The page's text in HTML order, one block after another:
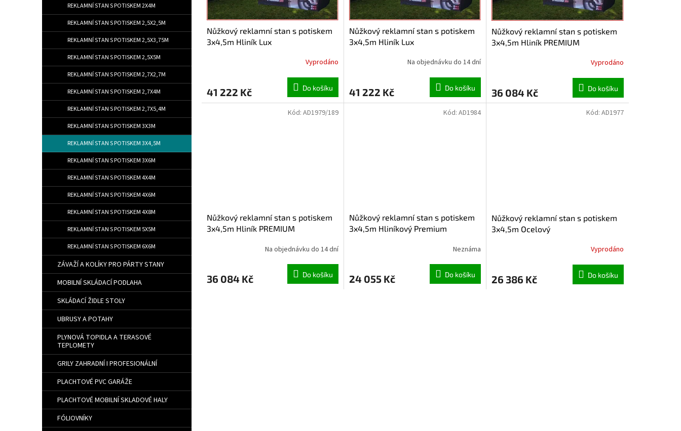
REKLAMNÍ STAN S POTISKEM 2X4M
REKLAMNÍ STAN S POTISKEM 2,5X2,5M
REKLAMNÍ STAN S POTISKEM 2,5X3,75M
REKLAMNÍ STAN S POTISKEM 2,5X5M
REKLAMNÍ STAN S POTISKEM 2,7X2,7M
REKLAMNÍ STAN S POTISKEM 2,7X4M
REKLAMNÍ STAN S POTISKEM 2,7X5,4M
REKLAMNÍ STAN S POTISKEM 3X3M
REKLAMNÍ STAN S POTISKEM 3X4,5M
REKLAMNÍ STAN S POTISKEM 3X6M
REKLAMNÍ STAN S POTISKEM 4X4M
REKLAMNÍ STAN S POTISKEM 4X6M
REKLAMNÍ STAN S POTISKEM 4X8M
REKLAMNÍ STAN S POTISKEM 5X5M
REKLAMNÍ STAN S POTISKEM 6X6M
ZÁVAŽÍ A KOLÍKY PRO PÁRTY STANY
MOBILNÍ SKLÁDACÍ PODLAHA
SKLÁDACÍ ŽIDLE STOLY
UBRUSY A POTAHY
PLYNOVÁ TOPIDLA A TERASOVÉ
TEPLOMETY
GRILY ZAHRADNÍ I PROFESIONÁLNÍ
PLACHTOVÉ PVC GARÁŽE
PLACHTOVÉ MOBILNÍ SKLADOVÉ HALY
FÓLIOVNÍKY
Nůžkový reklamní stan s potiskem
3x4,5m Hliník Lux
Vyprodáno
41 222 Kč Do košíku
Nůžkový reklamní stan s potiskem
3x4,5m Hliník Lux
Na objednávku do 14 dní
41 222 Kč Do košíku
Nůžkový reklamní stan s potiskem
3x4,5m Hliník PREMIUM
Vyprodáno
36 084 Kč Do košíku
Nůžkový reklamní stan s potiskem
3x4,5m Hliník PREMIUM
Na objednávku do 14 dní
36 084 Kč Do košíku
Kód: AD1979/189
Nůžkový reklamní stan s potiskem
3x4,5m Hliníkový Premium
Neznáma
24 055 Kč Do košíku
Kód: AD1984
Nůžkový reklamní stan s potiskem
3x4,5m Ocelový
Vyprodáno
26 386 Kč Do košíku
Kód: AD1977